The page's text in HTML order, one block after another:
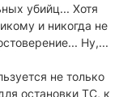
убийц... Хотя
и никогда не
Ну,...
не только
остановки ТС, к